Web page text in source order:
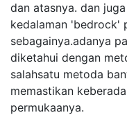
dan atasnya. dan
kedalaman 'bedrock'
sebagainya.adanya
diketahui dengan
salahsatu metoda
memastikan
permukaanya.